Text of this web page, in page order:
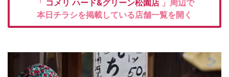
「 コメリハード&グリーン松園店 」周辺で
本日チラシを掲載している店舗一覧を開く